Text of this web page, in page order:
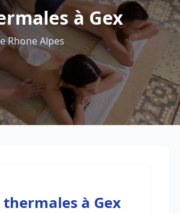
à Gex
Rhone Alpes
thermales à Gex